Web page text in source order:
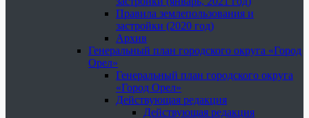
Правила землепользования и
застройки (2020 год)
Архив
Генеральный план городского округа «Город
Орел»
Генеральный план городского округа
«Город Орел»
Действующая редакция
Действующая редакция